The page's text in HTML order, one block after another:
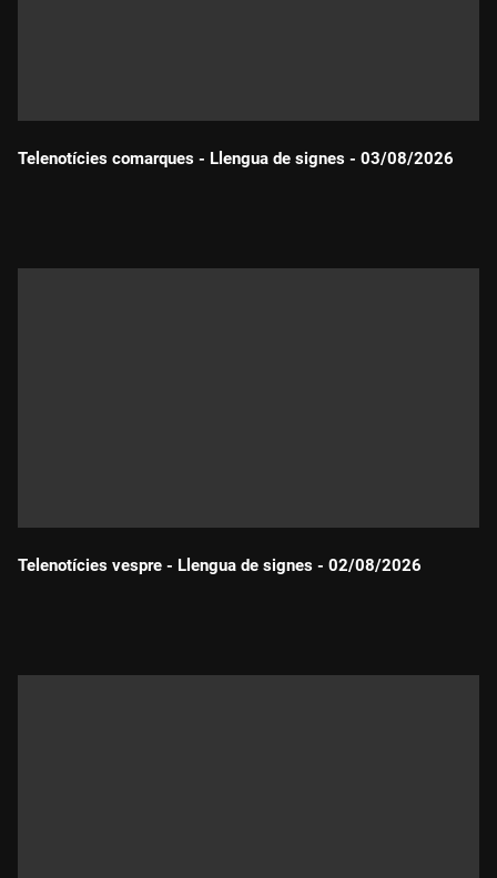
Telenotícies comarques - Llengua de signes - 03/08/2026
Telenotícies vespre - Llengua de signes - 02/08/2026